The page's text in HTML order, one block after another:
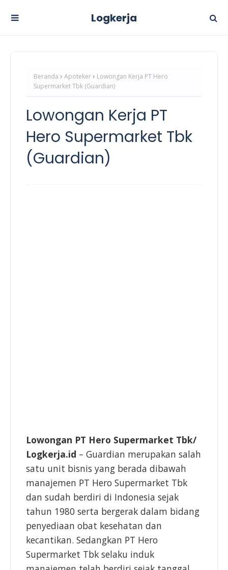
Logkerja
Beranda Apoteker
Lowongan Kerja PT Hero
Supermarket Tbk (Guardian)
Lowongan Kerja PT
Hero Supermarket Tbk
(Guardian)
Lowongan PT Hero Supermarket Tbk/
Logkerja.id – Guardian merupakan salah
satu unit bisnis yang berada dibawah
manajemen PT Hero Supermarket Tbk
dan sudah berdiri di Indonesia sejak
tahun 1980 serta bergerak dalam bidang
penyediaan obat kesehatan dan
kecantikan. Sedangkan PT Hero
Supermarket Tbk selaku induk